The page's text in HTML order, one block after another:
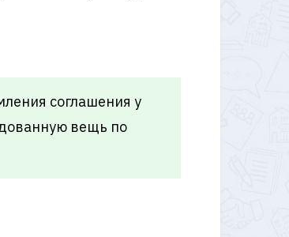
соглашения у
вещь по